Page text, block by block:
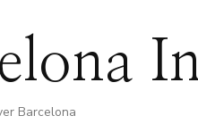
Barcelona